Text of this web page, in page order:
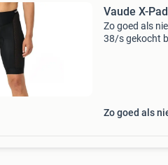
Vaude X-
Zo goed als
38/s gekocht
Zo goed als